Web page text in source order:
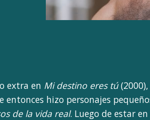
extra en Mi destino eres tú
entonces hizo personajes
de la vida real. Luego de estar